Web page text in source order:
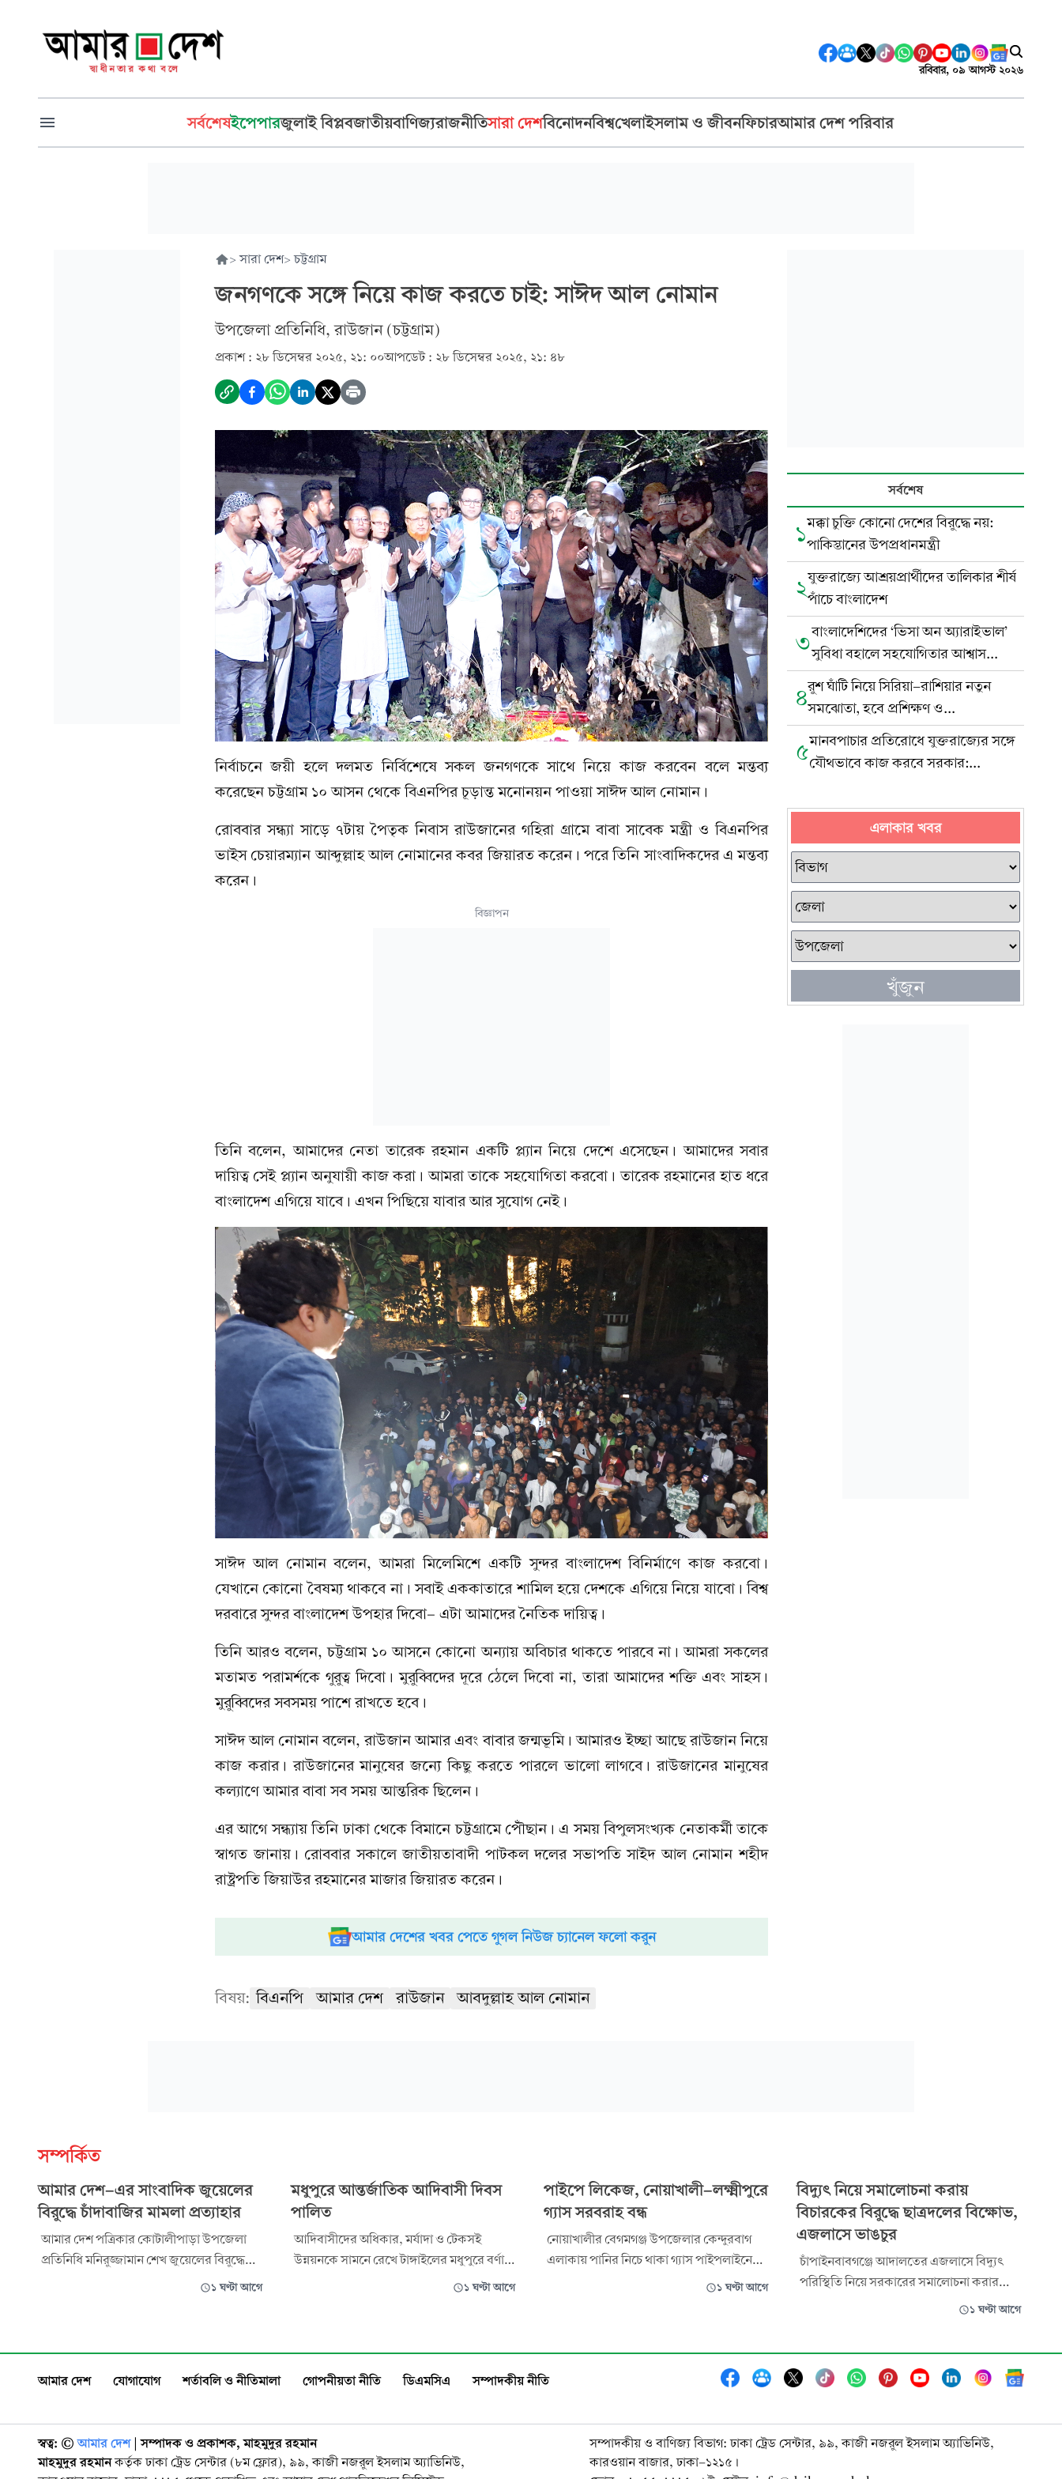
রবিবার, ০৯ আগস্ট ২০২৬
সর্বশেষইপেপারজুলাই বিপ্লবজাতীয়বাণিজ্যরাজনীতিসারা দেশবিনোদনবিশ্বখেলাইসলাম ও জীবনফিচারআমার দেশ পরিবার
> সারা দেশ> চট্টগ্রাম
জনগণকে সঙ্গে নিয়ে কাজ করতে চাই: সাঈদ আল নোমান
উপজেলা প্রতিনিধি, রাউজান (চট্টগ্রাম)
প্রকাশ : ২৮ ডিসেম্বর ২০২৫, ২১: ০০আপডেট : ২৮ ডিসেম্বর ২০২৫, ২১: ৪৮
নির্বাচনে জয়ী হলে দলমত নির্বিশেষে সকল জনগণকে সাথে নিয়ে কাজ করবেন বলে মন্তব্য
করেছেন চট্টগ্রাম ১০ আসন থেকে বিএনপির চূড়ান্ত মনোনয়ন পাওয়া সাঈদ আল নোমান।
রোববার সন্ধ্যা সাড়ে ৭টায় পৈতৃক নিবাস রাউজানের গহিরা গ্রামে বাবা সাবেক মন্ত্রী ও বিএনপির
ভাইস চেয়ারম্যান আব্দুল্লাহ আল নোমানের কবর জিয়ারত করেন। পরে তিনি সাংবাদিকদের এ মন্তব্য
করেন।
বিজ্ঞাপন
তিনি বলেন, আমাদের নেতা তারেক রহমান একটি প্ল্যান নিয়ে দেশে এসেছেন। আমাদের সবার
দায়িত্ব সেই প্ল্যান অনুযায়ী কাজ করা। আমরা তাকে সহযোগিতা করবো। তারেক রহমানের হাত ধরে
বাংলাদেশ এগিয়ে যাবে। এখন পিছিয়ে যাবার আর সুযোগ নেই।
সাঈদ আল নোমান বলেন, আমরা মিলেমিশে একটি সুন্দর বাংলাদেশ বিনির্মাণে কাজ করবো।
যেখানে কোনো বৈষম্য থাকবে না। সবাই এককাতারে শামিল হয়ে দেশকে এগিয়ে নিয়ে যাবো। বিশ্ব
দরবারে সুন্দর বাংলাদেশ উপহার দিবো- এটা আমাদের নৈতিক দায়িত্ব।
তিনি আরও বলেন, চট্টগ্রাম ১০ আসনে কোনো অন্যায় অবিচার থাকতে পারবে না। আমরা সকলের
মতামত পরামর্শকে গুরুত্ব দিবো। মুরুব্বিদের দূরে ঠেলে দিবো না, তারা আমাদের শক্তি এবং সাহস।
মুরুব্বিদের সবসময় পাশে রাখতে হবে।
সাঈদ আল নোমান বলেন, রাউজান আমার এবং বাবার জন্মভূমি। আমারও ইচ্ছা আছে রাউজান নিয়ে
কাজ করার। রাউজানের মানুষের জন্যে কিছু করতে পারলে ভালো লাগবে। রাউজানের মানুষের
কল্যাণে আমার বাবা সব সময় আন্তরিক ছিলেন।
এর আগে সন্ধ্যায় তিনি ঢাকা থেকে বিমানে চট্টগ্রামে পৌঁছান। এ সময় বিপুলসংখ্যক নেতাকর্মী তাকে
স্বাগত জানায়। রোববার সকালে জাতীয়তাবাদী পাটকল দলের সভাপতি সাইদ আল নোমান শহীদ
রাষ্ট্রপতি জিয়াউর রহমানের মাজার জিয়ারত করেন।
আমার দেশের খবর পেতে গুগল নিউজ চ্যানেল ফলো করুন
বিষয়: বিএনপি আমার দেশ রাউজান আবদুল্লাহ আল নোমান
সর্বশেষ
১মক্কা চুক্তি কোনো দেশের বিরুদ্ধে নয়:
পাকিস্তানের উপপ্রধানমন্ত্রী
২যুক্তরাজ্যে আশ্রয়প্রার্থীদের তালিকার শীর্ষ
পাঁচে বাংলাদেশ
৩বাংলাদেশিদের ‘ভিসা অন অ্যারাইভাল’
সুবিধা বহালে সহযোগিতার আশ্বাস
ইন্দোনেশিয়ার
৪রুশ ঘাঁটি নিয়ে সিরিয়া-রাশিয়ার নতুন
সমঝোতা, হবে প্রশিক্ষণ ও
পুনর্বাসনকেন্দ্র
৫মানবপাচার প্রতিরোধে যুক্তরাজ্যের সঙ্গে
যৌথভাবে কাজ করবে সরকার:
এলাকার খবর
খুঁজুন
সম্পর্কিত
আমার দেশ-এর সাংবাদিক জুয়েলের
বিরুদ্ধে চাঁদাবাজির মামলা প্রত্যাহার
আমার দেশ পত্রিকার কোটালীপাড়া উপজেলা
প্রতিনিধি মনিরুজ্জামান শেখ জুয়েলের বিরুদ্ধে
আদালতে দায়ের করা চাঁদাবাজির মামলা
মামলাটি প্র
১ ঘণ্টা আগে
মধুপুরে আন্তর্জাতিক আদিবাসী দিবস
পালিত
আদিবাসীদের অধিকার, মর্যাদা ও টেকসই
উন্নয়নকে সামনে রেখে টাঙ্গাইলের মধুপুরে বর্ণাঢ্য
আয়োজনে আন্তর্জাতিক আদিবাসী দিবস পালিত
বাগাছাস, কারি
১ ঘণ্টা আগে
পাইপে লিকেজ, নোয়াখালী-লক্ষ্মীপুরে
গ্যাস সরবরাহ বন্ধ
নোয়াখালীর বেগমগঞ্জ উপজেলার কেন্দুরবাগ
এলাকায় পানির নিচে থাকা গ্যাস পাইপলাইনে
লিকেজ দেখা দিয়েছে। এ কারণে লক্ষ্মীপুর
পড়
১ ঘণ্টা আগে
বিদ্যুৎ নিয়ে সমালোচনা করায়
বিচারকের বিরুদ্ধে ছাত্রদলের বিক্ষোভ,
এজলাসে ভাঙচুর
চাঁপাইনবাবগঞ্জে আদালতের এজলাসে বিদ্যুৎ
পরিস্থিতি নিয়ে সরকারের সমালোচনা করার
অভিযোগ এনে একজন যুগ্ম ও দায়রা জজের
তারা। এসময় ওই বিচারককে অপসারণের দাবি
১ ঘণ্টা আগে
আমার দেশ যোগাযোগ শর্তাবলি ও নীতিমালা গোপনীয়তা নীতি ডিএমসিএ সম্পাদকীয় নীতি
স্বত্ব: ©️ আমার দেশ| সম্পাদক ও প্রকাশক, মাহমুদুর রহমান
মাহমুদুর রহমানকর্তৃক ঢাকা ট্রেড সেন্টার (৮ম ফ্লোর), ৯৯, কাজী নজরুল ইসলাম অ্যাভিনিউ,
সম্পাদকীয় ও বাণিজ্য বিভাগ: ঢাকা ট্রেড সেন্টার, ৯৯, কাজী নজরুল ইসলাম অ্যাভিনিউ,
কারওয়ান বাজার, ঢাকা-১২১৫।